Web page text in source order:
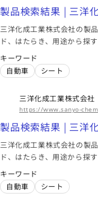
製品検索結果 | 三洋
三洋化成工業株式会社の製
ド、はたらき、用途から探
キーワード
自動車
シート
三洋化成工業株式会社
https://www.sanyo-
製品検索結果 | 三洋
三洋化成工業株式会社の製
ド、はたらき、用途から探
キーワード
自動車
シート